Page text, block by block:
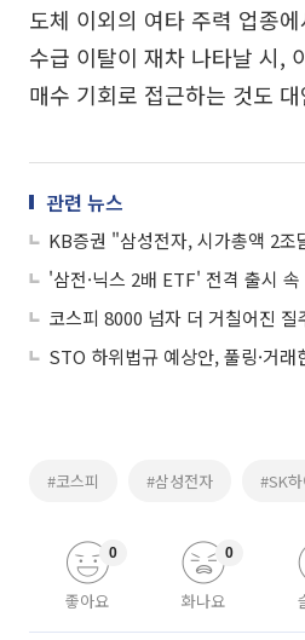
도체 이외의 여타 주력 업종
수급 이탈이 재차 나타날 시,
매수 기회로 접근하는 것도
관련 뉴스
#코스피 #삼성전자 #SK
좋아요
0
화나요
0